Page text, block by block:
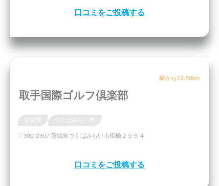
口コミをご投稿する
駅から12.58km
取手国際ゴルフ倶楽部
つくばみらい市
〒300-2307 茨城県つくばみらい市板橋２９９４
口コミをご投稿する